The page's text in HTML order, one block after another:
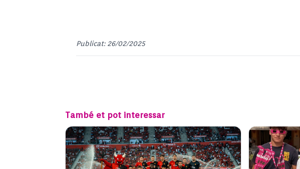
Publicat: 26/02/2025
També et pot interessar